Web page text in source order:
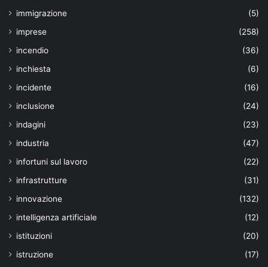
immigrazione
(5)
imprese
(258)
incendio
(36)
inchiesta
(6)
incidente
(16)
inclusione
(24)
indagini
(23)
industria
(47)
infortuni sul lavoro
(22)
infrastrutture
(31)
innovazione
(132)
intelligenza artificiale
(12)
istituzioni
(20)
istruzione
(17)